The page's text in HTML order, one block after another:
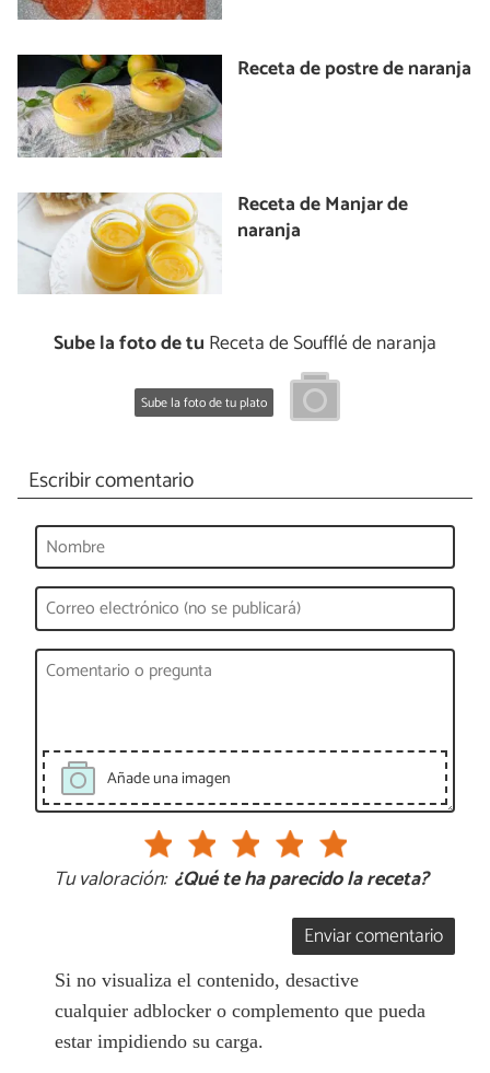
Receta de postre de naranja
Receta de Manjar de
naranja
Sube la foto de tu Receta de Soufflé de naranja
Sube la foto de tu plato
Escribir comentario
Añade una imagen
Tu valoración: ¿Qué te ha parecido la receta?
Enviar comentario
Si no visualiza el contenido, desactive
cualquier adblocker o complemento que pueda
estar impidiendo su carga.